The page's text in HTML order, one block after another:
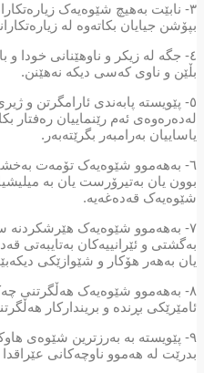
٣- نابێت بەهیچ شێوەیەک
بپۆشن جیایان بکاتەوە لە
٤- جگە لە زیکر و ناوهێنانی
بڵێن و ناوی کەسی دیکە نەهێنن.
٥- پێویستە پابەندی ئارامگرتن
لەدەرەوەی ئەم رێنماییان رەفتار
یاساییان بەرامبەر بگرێتەبەر.
٦- بەهەموو شێوەیەک تۆمەت
بوون یان بەتیرۆرست یان بە
شێوەیەک قەدەغەیە.
٧- بەهەموو شێوەیەک هێرشکردنە
بەگشتی و ئێرانییەکان بەتایبەتی
یان بەهەر هۆکار و شێوازێکی
٨- بەهەموو شێوەیەک هەڵگرتنی
ئامێرێکی بڕندە و بریندارکار
٩- پێویستە بە بەرزترین شێوەی
بدرێت لە هەموو ناوچەکانی عێراقدا